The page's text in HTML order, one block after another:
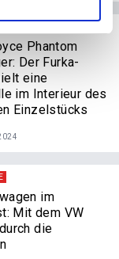
Phantom
Der Furka-
eine
im Interieur des
Einzelstücks
im
Mit dem VW
die